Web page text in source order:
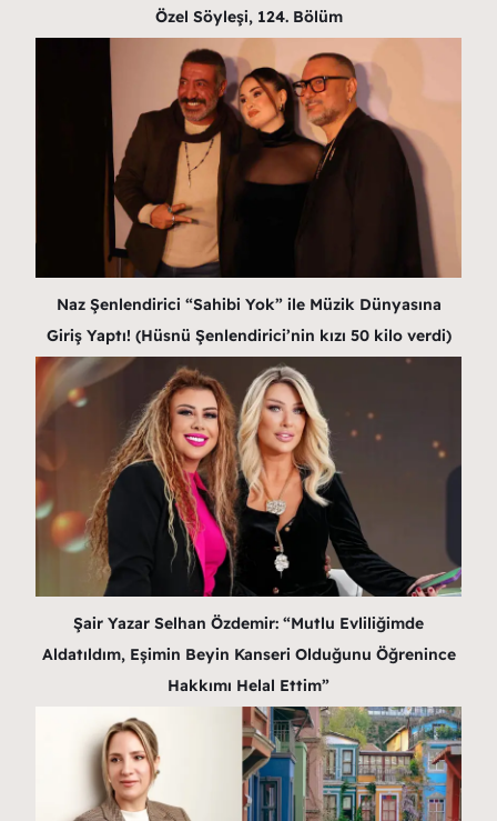
Özel Söyleşi, 124. Bölüm
Naz Şenlendirici “Sahibi Yok” ile Müzik Dünyasına
Giriş Yaptı! (Hüsnü Şenlendirici’nin kızı 50 kilo verdi)
Şair Yazar Selhan Özdemir: “Mutlu Evliliğimde
Aldatıldım, Eşimin Beyin Kanseri Olduğunu Öğrenince
Hakkımı Helal Ettim”